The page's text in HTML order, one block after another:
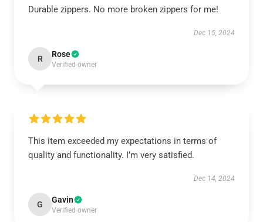
Durable zippers. No more broken zippers for me!
Dec 15, 2024
R Rose
Verified owner
This item exceeded my expectations in terms of
quality and functionality. I’m very satisfied.
Dec 14, 2024
G Gavin
Verified owner